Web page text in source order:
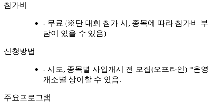
참가비
- 무료 (※단 대회 참가 시, 종목에 따라 참가비 부
담이 있을 수 있음)
신청방법
- 시도, 종목별 사업개시 전 모집(오프라인) *운영
개소별 상이할 수 있음.
주요프로그램